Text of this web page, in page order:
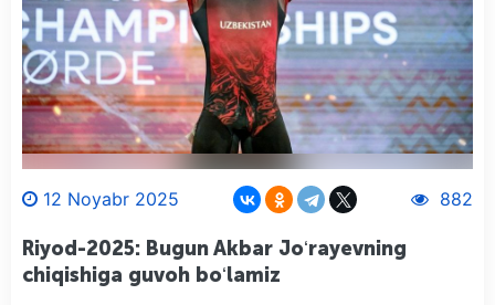
12 Noyabr 2025 882
Riyod-2025: Bugun Akbar Joʻrayevning
chiqishiga guvoh boʻlamiz